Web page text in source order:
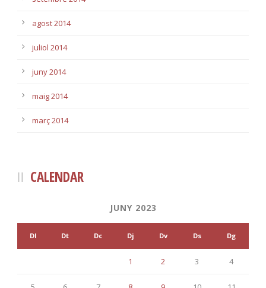
agost 2014
juliol 2014
juny 2014
maig 2014
març 2014
CALENDAR
JUNY 2023
Dl Dt Dc Dj Dv Ds Dg
1 2 3 4